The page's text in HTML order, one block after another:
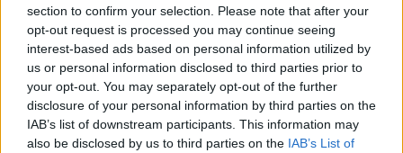
section to confirm your selection. Please note that after your
opt-out request is processed you may continue seeing
interest-based ads based on personal information utilized by
us or personal information disclosed to third parties prior to
your opt-out. You may separately opt-out of the further
disclosure of your personal information by third parties on the
IAB’s list of downstream participants. This information may
also be disclosed by us to third parties on the IAB’s List of
Πώς καθάρισαν οι πυγμάχοι για
τον πατέρα που χτύπησαν τον
47χρονο άντρα που προσέγγιζε
ερωτικά την κόρη του